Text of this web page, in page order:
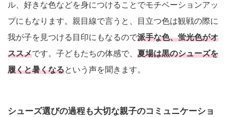
ル、好きな色などを身につけることでモチベーションアッ
プにもなります。親目線で言うと、目立つ色は観戦の際に
我が子を見つける目印にもなるので派手な色、蛍光色がオ
ススメです。子どもたちの体感で、 夏場は黒のシューズを
履くと暑くなるという声を聞きます。
シューズ選びの過程も大切な親子のコミュニケーショ